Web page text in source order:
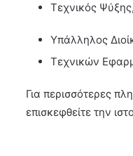
Τεχνικός
Υπάλληλος
Τεχνικών
Για περισσότερες
επισκεφθείτε την